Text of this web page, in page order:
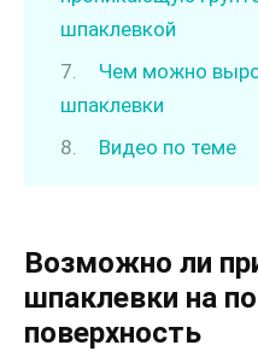
шпаклевкой
Чем можно
шпаклевки
Видео по теме
Возможно ли
шпаклевки на
поверхность